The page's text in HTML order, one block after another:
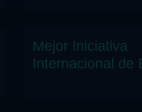
Mejor Iniciativa
Internacional de